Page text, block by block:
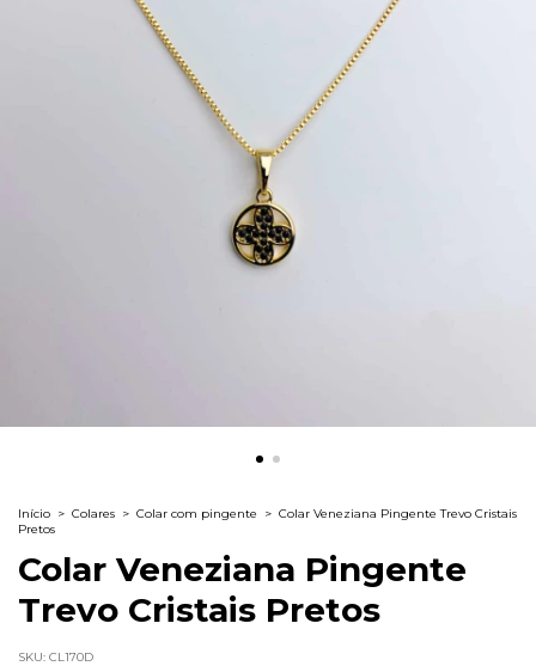
Início > Colares > Colar com pingente > Colar Veneziana Pingente Trevo Cristais
Pretos
Colar Veneziana Pingente
Trevo Cristais Pretos
SKU: CL170D